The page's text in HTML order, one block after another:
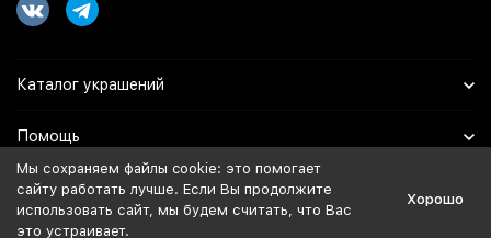
Каталог украшений
Помощь
Информация
Мы сохраняем файлы cookie: это помогает
сайту работать лучше. Если Вы продолжите
использовать сайт, мы будем считать, что Вас
это устраивает.
Хорошо